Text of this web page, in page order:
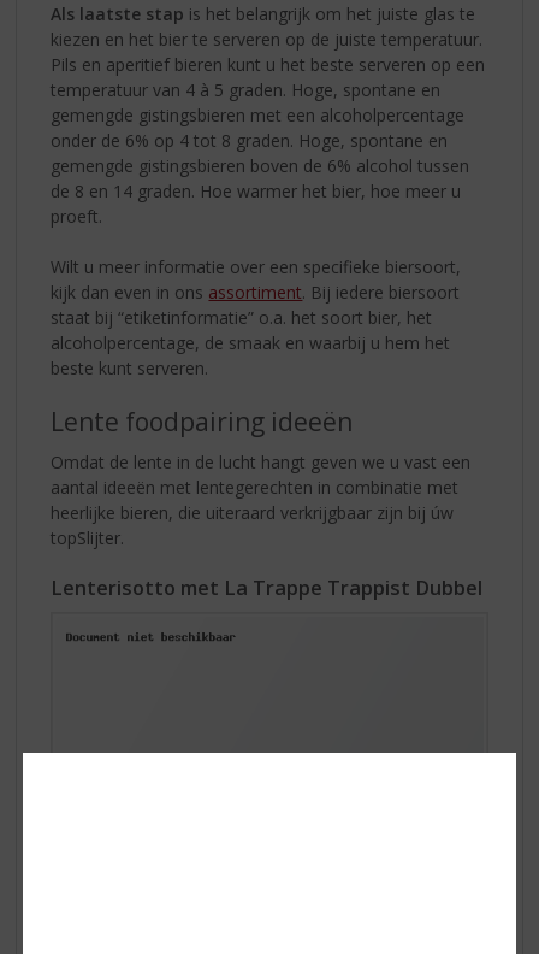
Als laatste stap is het belangrijk om het juiste glas te
kiezen en het bier te serveren op de juiste temperatuur.
Pils en aperitief bieren kunt u het beste serveren op een
temperatuur van 4 à 5 graden. Hoge, spontane en
gemengde gistingsbieren met een alcoholpercentage
onder de 6% op 4 tot 8 graden. Hoge, spontane en
gemengde gistingsbieren boven de 6% alcohol tussen
de 8 en 14 graden. Hoe warmer het bier, hoe meer u
proeft.
Wilt u meer informatie over een specifieke biersoort,
kijk dan even in ons assortiment. Bij iedere biersoort
staat bij “etiketinformatie” o.a. het soort bier, het
alcoholpercentage, de smaak en waarbij u hem het
beste kunt serveren.
Lente foodpairing ideeën
Omdat de lente in de lucht hangt geven we u vast een
aantal ideeën met lentegerechten in combinatie met
heerlijke bieren, die uiteraard verkrijgbaar zijn bij úw
topSlijter.
Lenterisotto met La Trappe Trappist Dubbel